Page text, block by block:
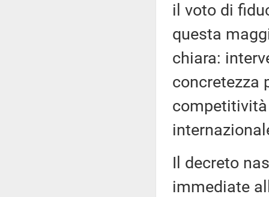
il voto di
questa
chiara:
concretezza
Il decreto
immediate